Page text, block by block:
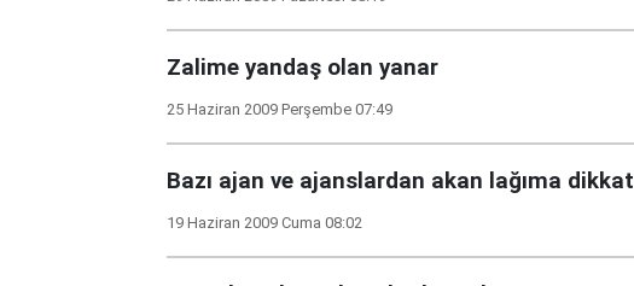
Zalime yandaş olan yanar
25 Haziran 2009 Perşembe 07:49
Bazı ajan ve ajanslardan akan lağıma dikkat
19 Haziran 2009 Cuma 08:02